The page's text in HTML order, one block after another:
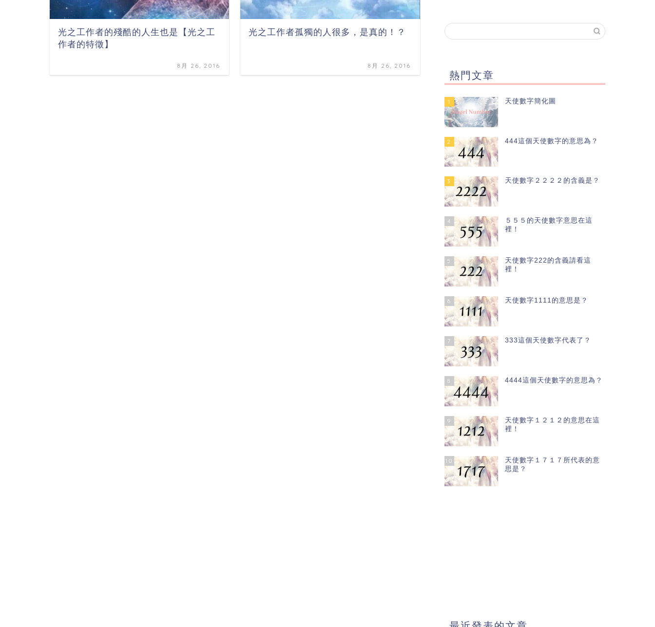
光之工作者的殘酷的人生也是【光之工
作者的特徵】
8月 26, 2016
光之工作者孤獨的人很多，是真的！？
8月 26, 2016
熱門文章
1 天使數字簡化圖
2 444這個天使數字的意思為？
3 天使數字２２２２的含義是？
4
５５５的天使數字意思在這
裡！
5
天使數字222的含義請看這
裡！
6 天使數字1111的意思是？
7 333這個天使數字代表了？
8 4444這個天使數字的意思為？
9
天使數字１２１２的意思在這
裡！
10
天使數字１７１７所代表的意
思是？